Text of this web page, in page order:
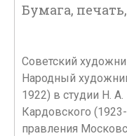
Бумага, печать,
Советский
Народный
1922) в студии Н.
Кардовского
правления